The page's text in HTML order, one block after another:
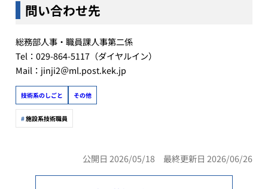
問い合わせ先
総務部人事・職員課人事第二係
Tel：029-864-5117（ダイヤルイン）
Mail：jinji2＠ml.post.kek.jp
技術系のしごと その他
施設系技術職員
公開日 2026/05/18 最終更新日 2026/06/26